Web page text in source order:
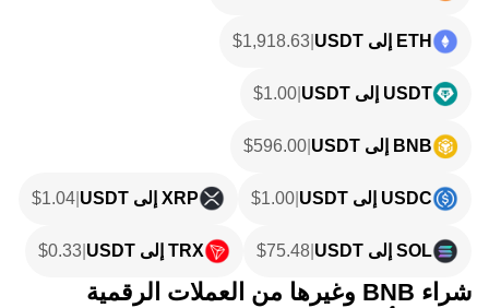
ETH إلى USDT $1,918.63
USDT إلى USDT $1.00
BNB إلى USDT $596.00
USDC إلى USDT $1.00 XRP إلى USDT $1.04
SOL إلى USDT $75.48 TRX إلى USDT $0.33
شراء BNB وغيرها من العملات الرقمية